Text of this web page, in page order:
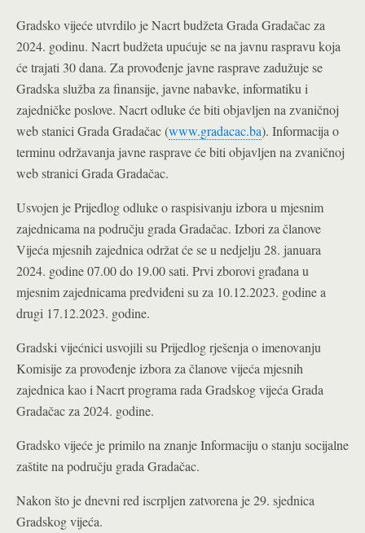
Gradsko vijeće utvrdilo je Nacrt budžeta Grada Gradačac za
2024. godinu. Nacrt budžeta upućuje se na javnu raspravu koja
će trajati 30 dana. Za provođenje javne rasprave zadužuje se
Gradska služba za finansije, javne nabavke, informatiku i
zajedničke poslove. Nacrt odluke će biti objavljen na zvaničnoj
web stanici Grada Gradačac (www.gradacac.ba). Informacija o
terminu održavanja javne rasprave će biti objavljen na zvaničnoj
web stranici Grada Gradačac.
Usvojen je Prijedlog odluke o raspisivanju izbora u mjesnim
zajednicama na području grada Gradačac. Izbori za članove
Vijeća mjesnih zajednica održat će se u nedjelju 28. januara
2024. godine 07.00 do 19.00 sati. Prvi zborovi građana u
mjesnim zajednicama predviđeni su za 10.12.2023. godine a
drugi 17.12.2023. godine.
Gradski vijećnici usvojili su Prijedlog rješenja o imenovanju
Komisije za provođenje izbora za članove vijeća mjesnih
zajednica kao i Nacrt programa rada Gradskog vijeća Grada
Gradačac za 2024. godine.
Gradsko vijeće je primilo na znanje Informaciju o stanju socijalne
zaštite na području grada Gradačac.
Nakon što je dnevni red iscrpljen zatvorena je 29. sjednica
Gradskog vijeća.